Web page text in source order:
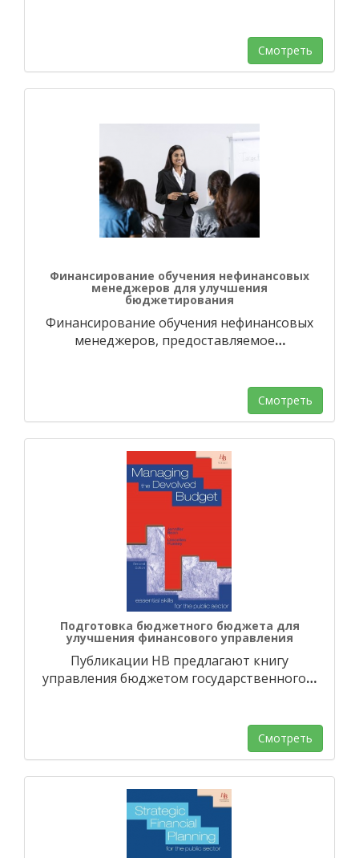
Смотреть
Финансирование обучения нефинансовых
менеджеров для улучшения
бюджетирования
Финансирование обучения нефинансовых
менеджеров, предоставляемое…
Смотреть
Подготовка бюджетного бюджета для
улучшения финансового управления
Публикации HB предлагают книгу
управления бюджетом государственного…
Смотреть